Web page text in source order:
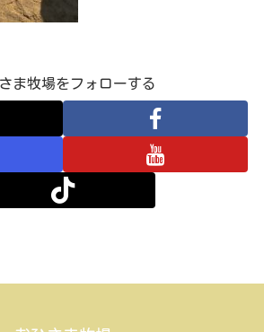
ま牧場をフォローする